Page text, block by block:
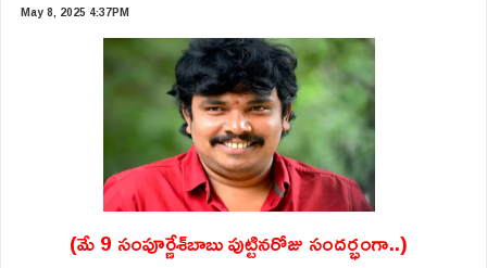
May 8, 2025 4:37PM
(మే 9 సంపూర్ణేశ్‌బాబు పుట్టినరోజు సందర్భంగా..)